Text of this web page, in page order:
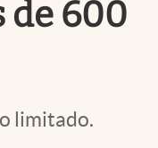
de 600
limitado.